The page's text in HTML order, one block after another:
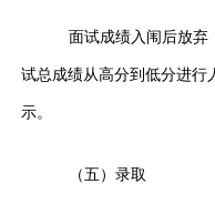
面试成绩入闱后放弃
试总成绩从高分到低分进行
示。
（五）录取